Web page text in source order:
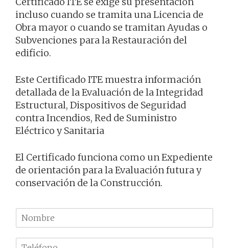
incluso cuando se tramita una Licencia de
Obra mayor o cuando se tramitan Ayudas o
Subvenciones para la Restauración del
edificio.
Este Certificado ITE muestra información
detallada de la Evaluación de la Integridad
Estructural, Dispositivos de Seguridad
contra Incendios, Red de Suministro
Eléctrico y Sanitaria
El Certificado funciona como un Expediente
de orientación para la Evaluación futura y
conservación de la Construcción.
N
o
m